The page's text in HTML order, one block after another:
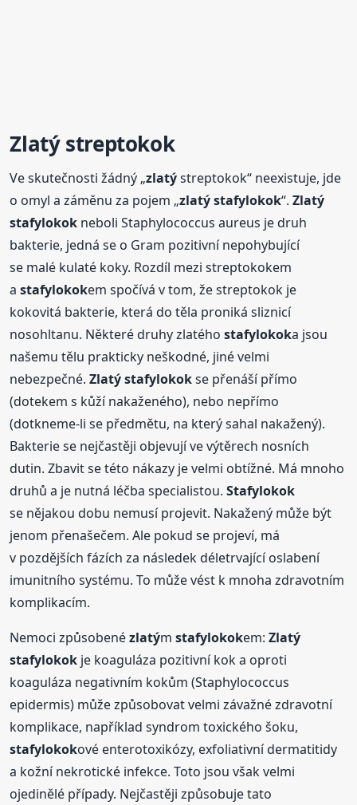
Zlatýstreptokok
Ve skutečnosti žádný „zlatýstreptokok“ neexistuje, jde
o omyl a záměnu za pojem „zlatý stafylokok“.Zlatý
stafylokok neboli Staphylococcus aureus je druh
bakterie, jedná se o Gram pozitivní nepohybující
se malé kulaté koky. Rozdíl mezi streptokokem
astafylokokem spočívá v tom, že streptokok je
kokovitá bakterie, která do těla proniká sliznicí
nosohltanu. Některé druhy zlatéhostafylokoka jsou
našemu tělu prakticky neškodné, jiné velmi
nebezpečné.Zlatý stafylokokse přenáší přímo
(dotekem s kůží nakaženého), nebo nepřímo
(dotkneme-li se předmětu, na který sahal nakažený).
Bakterie se nejčastěji objevují ve výtěrech nosních
dutin. Zbavit se této nákazy je velmi obtížné. Má mnoho
druhů a je nutná léčba specialistou.Stafylokok
se nějakou dobu nemusí projevit. Nakažený může být
jenom přenašečem. Ale pokud se projeví, má
v pozdějších fázích za následek déletrvající oslabení
imunitního systému. To může vést k mnoha zdravotním
komplikacím.
Nemoci způsobenézlatýmstafylokokem:Zlatý
stafylokok je koaguláza pozitivní kok a oproti
koaguláza negativním kokům (Staphylococcus
epidermis) může způsobovat velmi závažné zdravotní
komplikace, například syndrom toxického šoku,
stafylokokové enterotoxikózy, exfoliativní dermatitidy
a kožní nekrotické infekce. Toto jsou však velmi
ojedinělé případy. Nejčastěji způsobuje tato